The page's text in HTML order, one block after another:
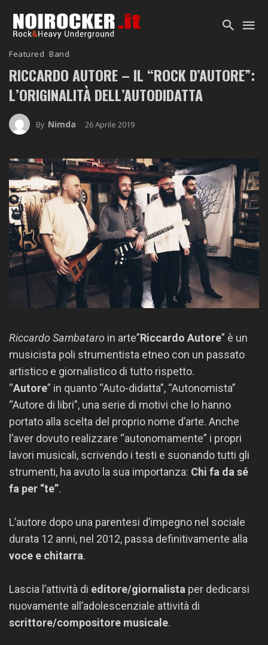
Featured Band
RICCARDO AUTORE– IL “ROCK D’AUTORE”:
L’ORIGINALITÀ DELL’AUTODIDATTA
By Nimda 26 Aprile 2019
Riccardo Sambataro in arte”Riccardo Autore” è un
musicista poli strumentista etneo con un passato
artistico e giornalistico di tutto rispetto.
“Autore” in quanto “Auto-didatta”, “Autonomista”
“Autore di libri”, una serie di motivi che lo hanno
portato alla scelta del proprio nome d’arte. Anche
l’aver dovuto realizzare “autonomamente” i propri
lavori musicali, scrivendo i testi e suonando tutti gli
strumenti, ha avuto la sua importanza: Chi fa da sé
fa per “te”.
L’autore dopo una parentesi d’impegno nel sociale
durata 12 anni, nel 2012, passa definitivamente alla
voce e chitarra.
Lascia l’attività di editore/giornalista per dedicarsi
nuovamente all’adolescenziale attività di
scrittore/compositore musicale.